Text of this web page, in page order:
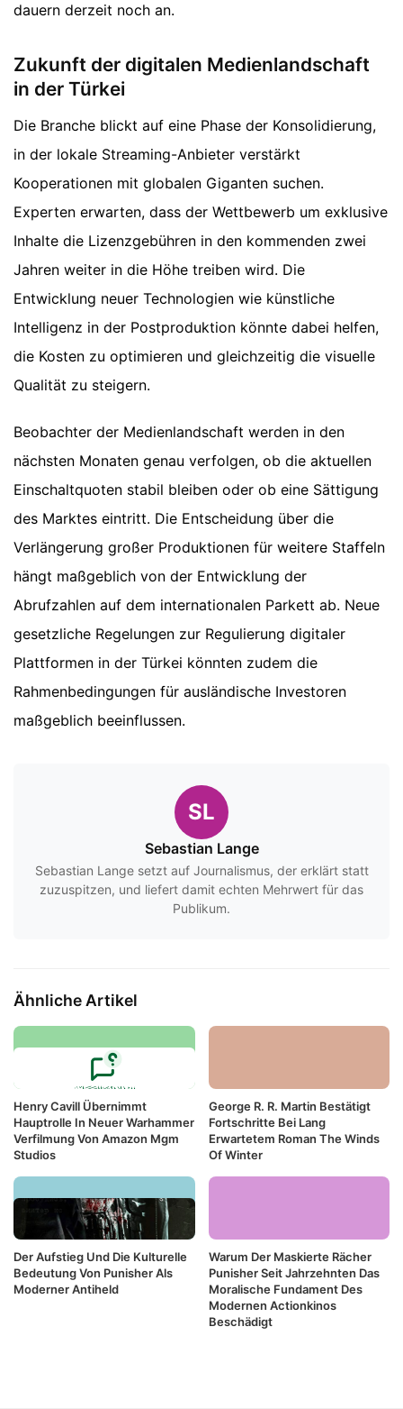
dauern derzeit noch an.
Zukunft der digitalen Medienlandschaft
in der Türkei
Die Branche blickt auf eine Phase der Konsolidierung,
in der lokale Streaming-Anbieter verstärkt
Kooperationen mit globalen Giganten suchen.
Experten erwarten, dass der Wettbewerb um exklusive
Inhalte die Lizenzgebühren in den kommenden zwei
Jahren weiter in die Höhe treiben wird. Die
Entwicklung neuer Technologien wie künstliche
Intelligenz in der Postproduktion könnte dabei helfen,
die Kosten zu optimieren und gleichzeitig die visuelle
Qualität zu steigern.
Beobachter der Medienlandschaft werden in den
nächsten Monaten genau verfolgen, ob die aktuellen
Einschaltquoten stabil bleiben oder ob eine Sättigung
des Marktes eintritt. Die Entscheidung über die
Verlängerung großer Produktionen für weitere Staffeln
hängt maßgeblich von der Entwicklung der
Abrufzahlen auf dem internationalen Parkett ab. Neue
gesetzliche Regelungen zur Regulierung digitaler
Plattformen in der Türkei könnten zudem die
Rahmenbedingungen für ausländische Investoren
maßgeblich beeinflussen.
SL
Sebastian Lange
Sebastian Lange setzt auf Journalismus, der erklärt statt
zuzuspitzen, und liefert damit echten Mehrwert für das
Publikum.
Ähnliche Artikel
Henry Cavill Übernimmt
Hauptrolle In Neuer Warhammer
Verfilmung Von Amazon Mgm
Studios
George R. R. Martin Bestätigt
Fortschritte Bei Lang
Erwartetem Roman The Winds
Of Winter
Der Aufstieg Und Die Kulturelle
Bedeutung Von Punisher Als
Moderner Antiheld
Warum Der Maskierte Rächer
Punisher Seit Jahrzehnten Das
Moralische Fundament Des
Modernen Actionkinos
Beschädigt